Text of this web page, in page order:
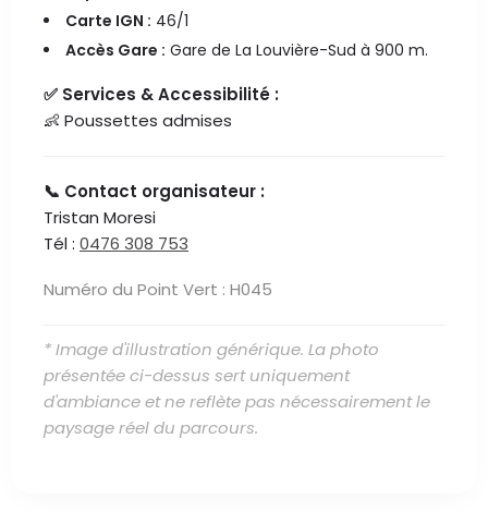
Carte IGN : 46/1
Accès Gare : Gare de La Louvière-Sud à 900 m.
✅ Services & Accessibilité :
👶 Poussettes admises
📞 Contact organisateur :
Tristan Moresi
Tél : 0476 308 753
Numéro du Point Vert : H045
* Image d'illustration générique. La photo
présentée ci-dessus sert uniquement
d'ambiance et ne reflète pas nécessairement le
paysage réel du parcours.